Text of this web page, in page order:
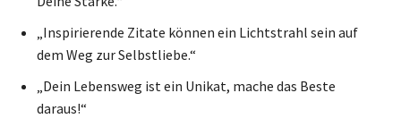
„Inspirierende Zitate können ein Lichtstrahl sein auf
dem Weg zur Selbstliebe.“
„Dein Lebensweg ist ein Unikat, mache das Beste
daraus!“